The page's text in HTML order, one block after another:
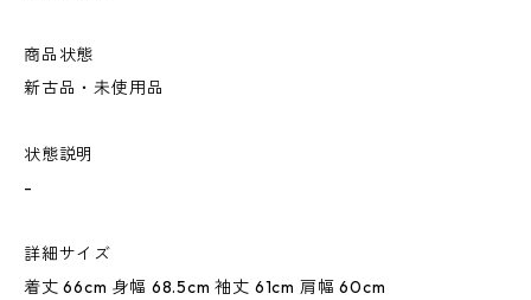
商品状態
新古品・未使用品
状態説明
-
詳細サイズ
着丈 66cm 身幅 68.5cm 袖丈 61cm 肩幅 60cm